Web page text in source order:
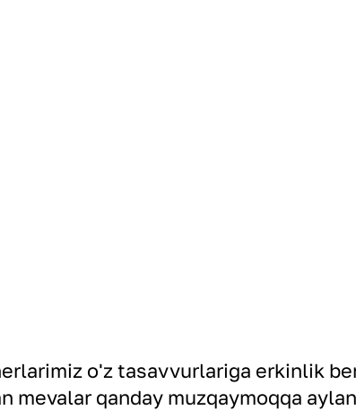
o'z tasavvurlariga erkinlik
mevalar qanday muzqaymoqqa